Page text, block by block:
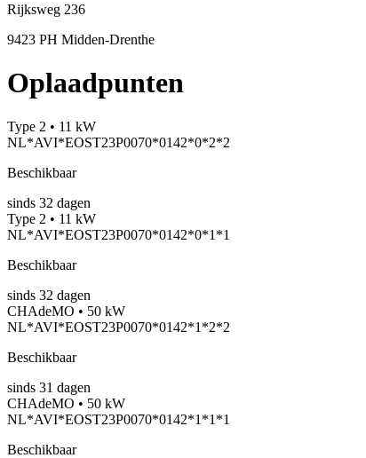
Rijksweg 236
9423 PH Midden-Drenthe
Oplaadpunten
Type 2 • 11 kW
NL*AVI*EOST23P0070*0142*0*2*2
Beschikbaar
sinds 32 dagen
Type 2 • 11 kW
NL*AVI*EOST23P0070*0142*0*1*1
Beschikbaar
sinds 32 dagen
CHAdeMO • 50 kW
NL*AVI*EOST23P0070*0142*1*2*2
Beschikbaar
sinds 31 dagen
CHAdeMO • 50 kW
NL*AVI*EOST23P0070*0142*1*1*1
Beschikbaar